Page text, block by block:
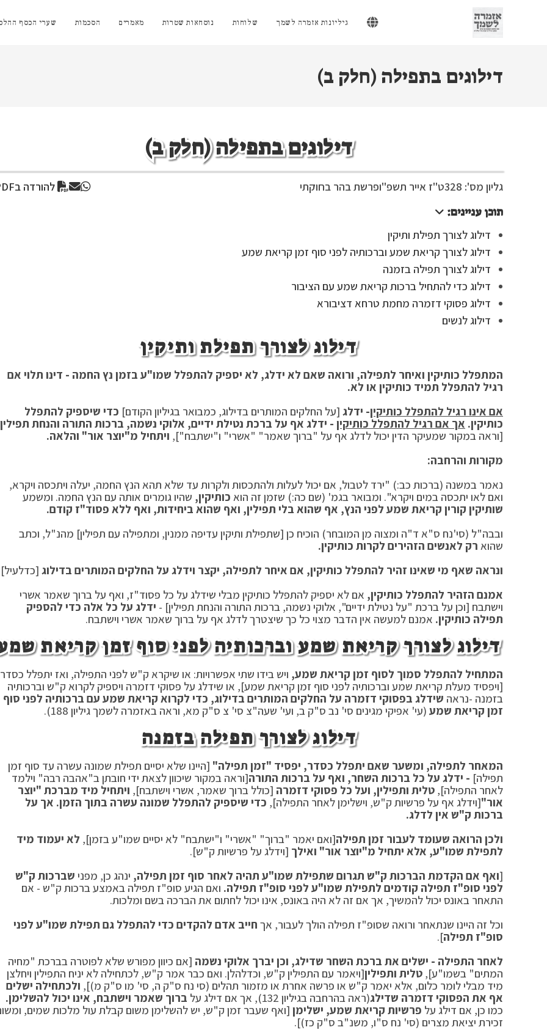
גיליונות אזמרה לשמך שלוחות נוסחאות שטרות מאמרים הסכמות שערי הכסף
דילוגים בתפילה (חלק ב)
דילוגים בתפילה (חלק ב)
גליון מס': 328 ט"ז אייר תשפ"ופרשת בהר בחוקתי
להורדה בPDF
תוכן עניינים:
דילוג לצורך תפילת ותיקין
דילוג לצורך קריאת שמע וברכותיה לפני סוף זמן קריאת שמע
דילוג לצורך תפילה בזמנה
דילוג כדי להתחיל ברכות קריאת שמע עם הציבור
דילוג פסוקי דזמרה מחמת טרחא דציבורא
דילוג לנשים
דילוג לצורך תפילת ותיקין
המתפלל כותיקין ואיחר לתפילה, ורואה שאם לא ידלג, לא יספיק להתפלל שמו"ע בזמן נץ החמה - דינו תלוי אם
רגיל להתפלל תמיד כותיקין או לא.
אם אינו רגיל להתפלל כותיקין- ידלג [על החלקים המותרים בדילוג, כמבואר בגיליון הקודם] כדי שיספיק להתפלל
כותיקין. אך אם רגיל להתפלל כותיקין - ידלג אף על ברכת נטילת ידיים, אלוקי נשמה, ברכות התורה והנחת תפילין
[וראה במקור שמעיקר הדין יכול לדלג אף על "ברוך שאמר" "אשרי" ו"ישתבח"], ויתחיל מ"יוצר אור" והלאה.
מקורות והרחבה:
נאמר במשנה (ברכות כב:) "ירד לטבול, אם יכול לעלות ולהתכסות ולקרות עד שלא תהא הנץ החמה, יעלה ויתכסה ויקרא,
ואם לאו יתכסה במים ויקרא". ומבואר בגמ' (שם כה:) שזמן זה הוא כותיקין, שהיו גומרים אותה עם הנץ החמה. ומשמע
שותיקין קורין קריאת שמע לפני הנץ, אף שהוא בלי תפילין, ואף שהוא ביחידות, ואף ללא פסוד"ז קודם.
ובבה"ל (סי'נח ס"א ד"ה ומצוה מן המובחר) הוכיח כן [שתפילת ותיקין עדיפה ממנין, ומתפילה עם תפילין] מהנ"ל, וכתב
שהוא רק לאנשים הזהירים לקרות כותיקין.
ונראה שאף מי שאינו זהיר להתפלל כותיקין, אם איחר לתפילה, יקצר וידלג על החלקים המותרים בדילוג
אמנם הזהיר להתפלל כותיקין, אם לא יספיק להתפלל כותיקין מבלי שידלג על כל פסוד"ז, ואף על ברוך שאמר אשרי
וישתבח [וכן על ברכת "על נטילת ידיים", אלוקי נשמה, ברכות התורה והנחת תפילין] - ידלג על כל אלה כדי להספיק
תפילה כותיקין. אמנם למעשה אין הדבר מצוי כל כך שיצטרך לדלג אף על ברוך שאמר אשרי וישתבח.
דילוג לצורך קריאת שמע וברכותיה לפני סוף זמן קריאת
המתחיל להתפלל סמוך לסוף זמן קריאת שמע, ויש בידו שתי אפשרויות: או שיקרא ק"ש לפני התפילה, ואז יתפלל כסדר
[ויפסיד מעלת קריאת שמע וברכותיה לפני סוף זמן קריאת שמע], או שידלג על פסוקי דזמרה ויספיק לקרוא ק"ש וברכותיה
בזמנה -נראה שידלג בפסוקי דזמרה על החלקים המותרים בדילוג, כדי לקרוא קריאת שמע עם ברכותיה לפני סוף
זמן קריאת שמע (עי' אפיקי מגינים סי' נב ס"ק ב, ועי' שעה"צ סי' צ ס"ק מא, וראה באזמרה לשמך גיליון 188).
דילוג לצורך תפילה בזמנה
המאחר לתפילה, ומשער שאם יתפלל כסדר, יפסיד "זמן תפילה" [היינו שלא יסיים תפילת שמונה עשרה עד סוף זמן
תפילה] - ידלג על כל ברכות השחר, ואף על ברכות התורה[וראה במקור שיכוון לצאת ידי חובתן ב"אהבה רבה" וילמד
לאחר התפילה], טלית ותפילין, ועל כל פסוקי דזמרה [כולל ברוך שאמר, אשרי וישתבח], ויתחיל מיד מברכת "יוצר
אור"[וידלג אף על פרשיות ק"ש, וישלימן לאחר התפילה], כדי שיספיק להתפלל שמונה עשרה בתוך הזמן. אך על
ברכות ק"ש אין לדלג.
ולכן הרואה שעומד לעבור זמן תפילה[ואם יאמר "ברוך" "אשרי" ו"ישתבח" לא יסיים שמו"ע בזמן], לא יעמוד מיד
לתפילת שמו"ע, אלא יתחיל מ"יוצר אור" ואילך [וידלג על פרשיות ק"ש].
[ואף אם הקדמת הברכות ק"ש תגרום שתפילת שמו"ע תהיה לאחר סוף זמן תפילה, ינהג כן, מפני שברכות ק"ש
לפני סופ"ז תפילה קודמים לתפילת שמו"ע לפני סופ"ז תפילה. ואם הגיע סופ"ז תפילה באמצע ברכות ק"ש - אם
התאחר באונס יכול להמשיך, אך אם זה לא היה באונס, אינו יכול לחתום את הברכה בשם ומלכות.
וכל זה היינו שנתאחר ורואה שסופ"ז תפילה הולך לעבור, אך חייב אדם להקדים כדי להתפלל גם תפילת שמו"ע לפני
סופ"ז תפילה].
לאחר התפילה - ישלים את ברכת השחר שדילג, וכן יברך אלוקי נשמה [אם כיוון מפורש שלא לפוטרה בברכת "מחיה
המתים" בשמו"ע], טלית ותפילין[ויאמר עם התפילין ק"ש, וכדלהלן. ואם כבר אמר ק"ש, לכתחילה לא יניח התפילין ויחלצן
מיד מבלי לומר כלום, אלא יאמר ק"ש או פרשה אחרת או מזמור תהלים (סי נח ס"ק ה, סי' מו ס"ק מ)], ולכתחילה ישלים
אף את הפסוקי דזמרה שדילג(ראה בהרחבה בגיליון 132), אך אם דילג על
ברוך שאמר וישתבח, אינו יכול להשלימן.
כמו כן, אם דילג על פרשיות קריאת שמע, ישלימן [ואף שעבר זמן ק"ש, יש להשלימן משום קבלת עול מלכות שמים,
זכירת יציאת מצרים (סי' נח ס"ו, משנ"ב ס"ק כז)].